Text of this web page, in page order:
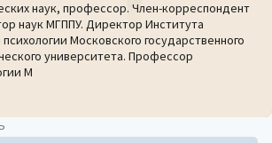
наук, профессор. Член-корреспондент
наук МГППУ. Директор Института
Московского государственного
университета. Профессор
М